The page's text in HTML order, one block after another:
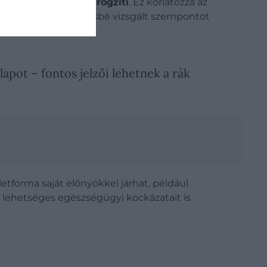
A kutatás egy kevésbé vizsgált szempontot
– fontos jelzői lehetnek a rák
saját előnyökkel járhat, például
egészségügyi kockázatait is